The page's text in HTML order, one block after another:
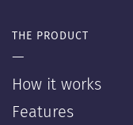
THE PRODUCT
—
How it works
Features